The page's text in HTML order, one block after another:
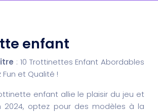
enfant
: 10 Trottinettes Enfant Abordables
Fun et Qualité !
enfant allie le plaisir du jeu et
2024, optez pour des modèles à la